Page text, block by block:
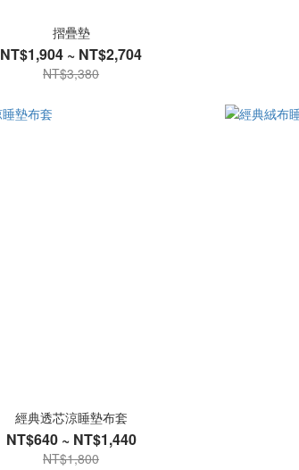
摺疊墊
NT$1,904 ~ NT$2,704
NT$3,380
經典透芯涼睡墊布套
NT$640 ~ NT$1,440
NT$1,800